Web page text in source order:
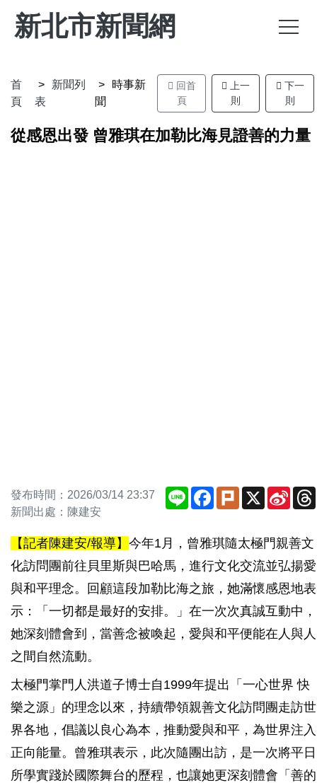
新北市新聞網
首
頁
新聞列
表
時事新
聞
回首
頁
上一
則
下一
則
從感恩出發 曾雅琪在加勒比海見證善的力量
發布時間：2026/03/14 23:37
新聞出處：陳建安
Line Facebook
Plurk X
Sina
【記者陳建安/報導】 今年1月，曾雅琪隨太極門親善文
化訪問團前往貝里斯與巴哈馬，進行文化交流並弘揚愛
與和平理念。回顧這段加勒比海之旅，她滿懷感恩地表
示：「一切都是最好的安排。」在一次次真誠互動中，
她深刻體會到，當善念被喚起，愛與和平便能在人與人
之間自然流動。
太極門掌門人洪道子博士自1999年提出「一心世界 快
樂之源」的理念以來，持續帶領親善文化訪問團走訪世
界各地，倡議以良心為本，推動愛與和平，為世界注入
正向能量。曾雅琪表示，此次隨團出訪，是一次將平日
所學實踐於國際舞台的歷程，也讓她更深刻體會「善的